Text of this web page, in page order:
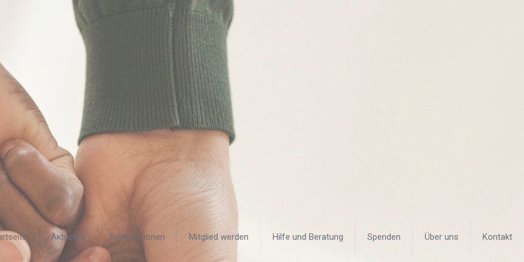
Aktuelles Informationen Mitglied werden Hilfe und Beratung Spenden Über uns Kontakt